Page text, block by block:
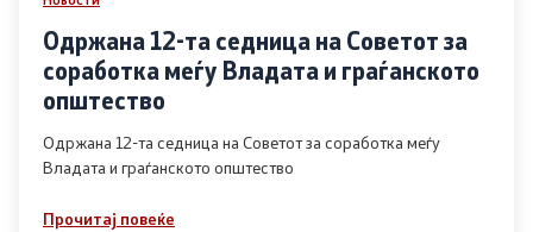
Одржана 12-та седница на Советот за
соработка меѓу Владата и граѓанското
општество
Одржана 12-та седница на Советот за соработка меѓу
Владата и граѓанското општество
Прочитај повеќе